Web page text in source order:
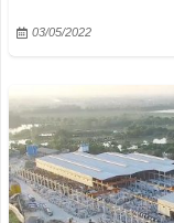
03/05/2022